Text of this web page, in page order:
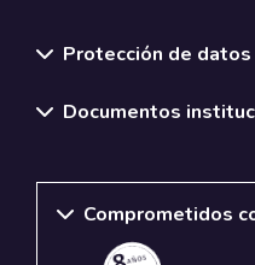
Protección de datos
Documentos
Comprometidos